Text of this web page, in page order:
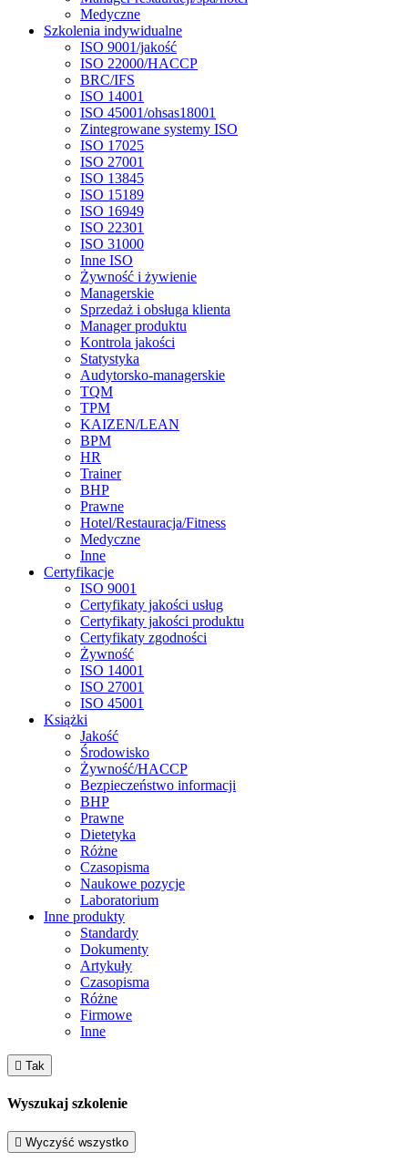
Medyczne
Szkolenia indywidualne
ISO 9001/jakość
ISO 22000/HACCP
BRC/IFS
ISO 14001
ISO 45001/ohsas18001
Zintegrowane systemy ISO
ISO 17025
ISO 27001
ISO 13845
ISO 15189
ISO 16949
ISO 22301
ISO 31000
Inne ISO
Żywność i żywienie
Managerskie
Sprzedaż i obsługa klienta
Manager produktu
Kontrola jakości
Statystyka
Audytorsko-managerskie
TQM
TPM
KAIZEN/LEAN
BPM
HR
Trainer
BHP
Prawne
Hotel/Restauracja/Fitness
Medyczne
Inne
Certyfikacje
ISO 9001
Certyfikaty jakości usług
Certyfikaty jakości produktu
Certyfikaty zgodności
Żywność
ISO 14001
ISO 27001
ISO 45001
Książki
Jakość
Środowisko
Żywność/HACCP
Bezpieczeństwo informacji
BHP
Prawne
Dietetyka
Różne
Czasopisma
Naukowe pozycje
Laboratorium
Inne produkty
Standardy
Dokumenty
Artykuły
Czasopisma
Różne
Firmowe
Inne
 Tak
Wyszukaj szkolenie
 Wyczyść wszystko